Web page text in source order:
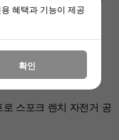
로 스포크 렌치 자전거 공
혜택과 기능이 제공
확인